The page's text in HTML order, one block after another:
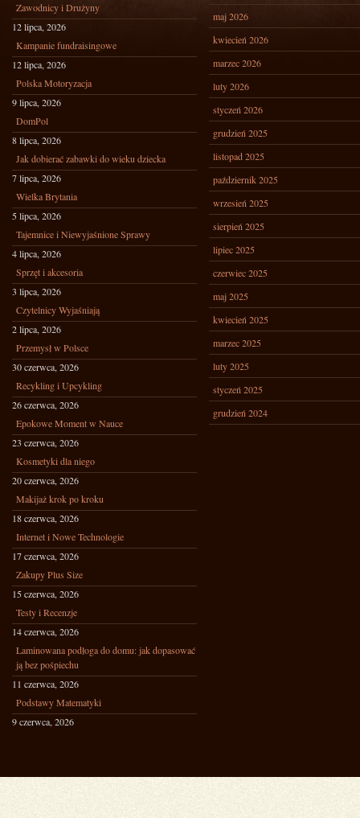
Zawodnicy i Drużyny
12 lipca, 2026
Kampanie fundraisingowe
12 lipca, 2026
Polska Motoryzacja
9 lipca, 2026
DomPol
8 lipca, 2026
Jak dobierać zabawki do wieku dziecka
7 lipca, 2026
Wielka Brytania
5 lipca, 2026
Tajemnice i Niewyjaśnione Sprawy
4 lipca, 2026
Sprzęt i akcesoria
3 lipca, 2026
Czytelnicy Wyjaśniają
2 lipca, 2026
Przemysł w Polsce
30 czerwca, 2026
Recykling i Upcykling
26 czerwca, 2026
Epokowe Moment w Nauce
23 czerwca, 2026
Kosmetyki dla niego
20 czerwca, 2026
Makijaż krok po kroku
18 czerwca, 2026
Internet i Nowe Technologie
17 czerwca, 2026
Zakupy Plus Size
15 czerwca, 2026
Testy i Recenzje
14 czerwca, 2026
Laminowana podłoga do domu: jak dopasować
ją bez pośpiechu
11 czerwca, 2026
Podstawy Matematyki
9 czerwca, 2026
maj 2026
kwiecień 2026
marzec 2026
luty 2026
styczeń 2026
grudzień 2025
listopad 2025
październik 2025
wrzesień 2025
sierpień 2025
lipiec 2025
czerwiec 2025
maj 2025
kwiecień 2025
marzec 2025
luty 2025
styczeń 2025
grudzień 2024